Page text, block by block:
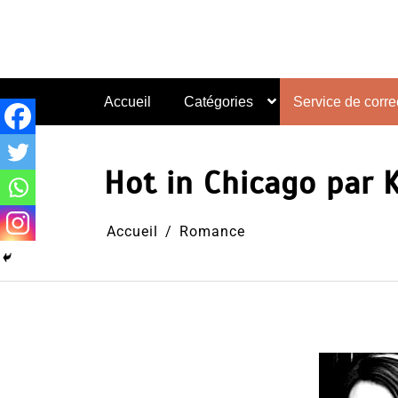
Accueil Catégories Service de
Hot in Chicago par
Accueil Romance